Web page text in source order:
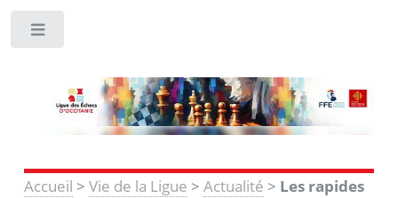
Accueil > Vie de la Ligue > Actualité > Les rapides